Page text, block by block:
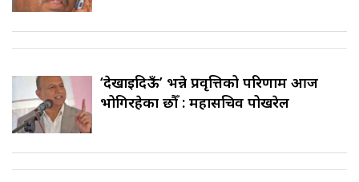
‘देखाइदिऊँ’ भन्ने प्रवृत्तिको परिणाम आज
भोगिरहेका छौँ : महासचिव पोखरेल